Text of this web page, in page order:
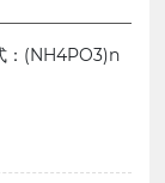
：(NH4PO3)n